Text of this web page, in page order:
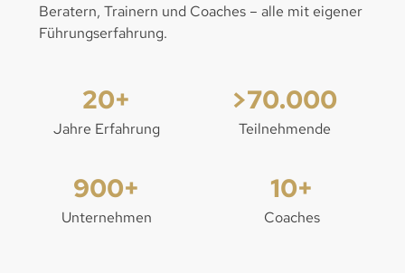
Beratern, Trainern und Coaches – alle mit eigener
Führungserfahrung.
20+
Jahre Erfahrung
>70.000
Teilnehmende
900+
Unternehmen
10+
Coaches